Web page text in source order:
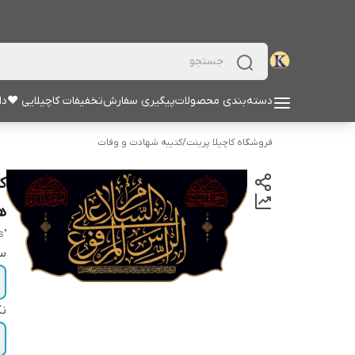
دسته‌بندی محصولاتپیگیری سفارشتخفیفات کاچیلایی ♥
فروشگاه کاچیلا پرینت/کتیبه شهادت و وفات
"Seven greetings"